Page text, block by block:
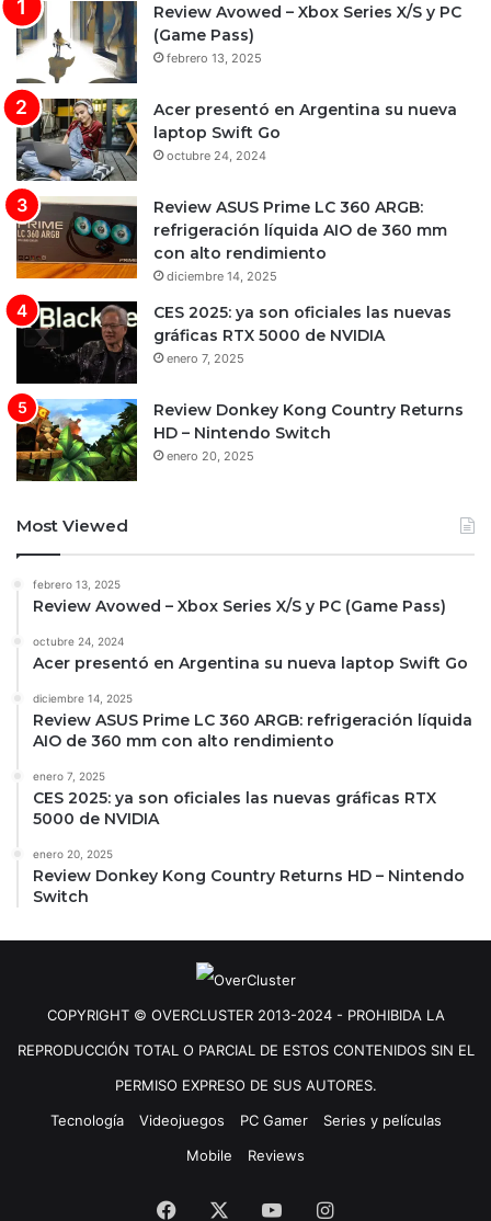
Review Avowed – Xbox Series X/S y PC
(Game Pass)
febrero 13, 2025
Acer presentó en Argentina su nueva
laptop Swift Go
octubre 24, 2024
Review ASUS Prime LC 360 ARGB:
refrigeración líquida AIO de 360 mm
con alto rendimiento
diciembre 14, 2025
CES 2025: ya son oficiales las nuevas
gráficas RTX 5000 de NVIDIA
enero 7, 2025
Review Donkey Kong Country Returns
HD – Nintendo Switch
enero 20, 2025
Most Viewed
febrero 13, 2025
Review Avowed – Xbox Series X/S y PC (Game Pass)
octubre 24, 2024
Acer presentó en Argentina su nueva laptop Swift Go
diciembre 14, 2025
Review ASUS Prime LC 360 ARGB: refrigeración líquida
AIO de 360 mm con alto rendimiento
enero 7, 2025
CES 2025: ya son oficiales las nuevas gráficas RTX
5000 de NVIDIA
enero 20, 2025
Review Donkey Kong Country Returns HD – Nintendo
Switch
COPYRIGHT © OVERCLUSTER 2013-2024 - PROHIBIDA LA
REPRODUCCIÓN TOTAL O PARCIAL DE ESTOS CONTENIDOS SIN EL
PERMISO EXPRESO DE SUS AUTORES.
Tecnología
Videojuegos PC Gamer
Series y películas
Mobile
Reviews
Facebook YouTubeInstagram